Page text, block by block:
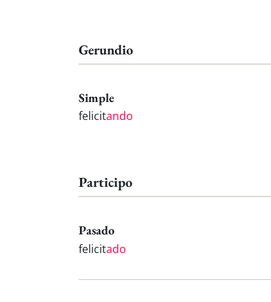
Gerundio
Simple
felicitando
Participo
Pasado
felicitado